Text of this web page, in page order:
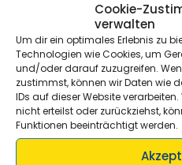
Cookie-
verwalten
Um dir ein optimales Erlebnis zu
Technologien wie Cookies, um
und/oder darauf zuzugreifen.
zustimmst, können wir Daten wie
IDs auf dieser Website
nicht erteilst oder zurückziehst,
Funktionen beeinträchtigt werden.
Daten